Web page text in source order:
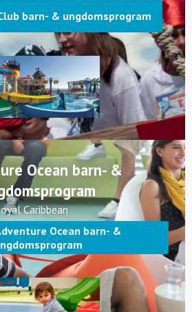
barn- & ungdomsprogram
Ocean barn- &
Caribbean
Ocean barn- &